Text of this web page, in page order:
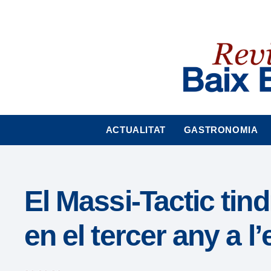
de
Presione
ACTUALITAT GASTRONOMIA
El Massi-Tactic
en el tercer any a